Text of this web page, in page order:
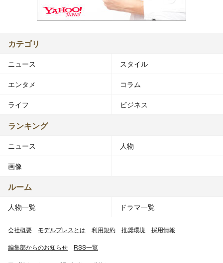
カテゴリ
ニュース スタイル
エンタメ コラム
ライフ ビジネス
ランキング
ニュース 人物
画像
ルーム
人物一覧 ドラマ一覧
会社概要 モデルプレスとは 利用規約 推奨環境 採用情報
編集部からのお知らせ RSS一覧